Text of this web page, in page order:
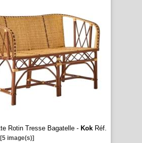
Rotin Tresse Bagatelle - KokRéf.
[5 image(s)]